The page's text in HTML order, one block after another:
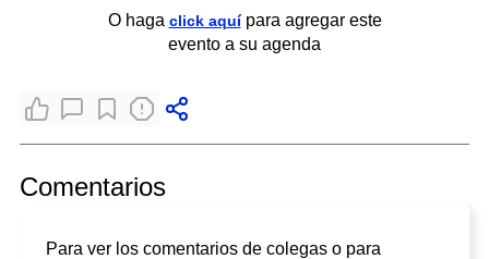
O haga click aquípara agregar este
evento a su agenda
Comentarios
Para ver los comentarios de colegas o para